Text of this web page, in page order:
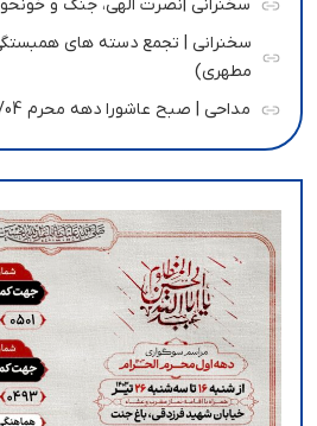
سخنرانی |نصرت الهی، جنگ و
سخنرانی | تجمع دسته های
مطهری)
مداحی | صبح عاشورا دهه محرم 1405/04/04